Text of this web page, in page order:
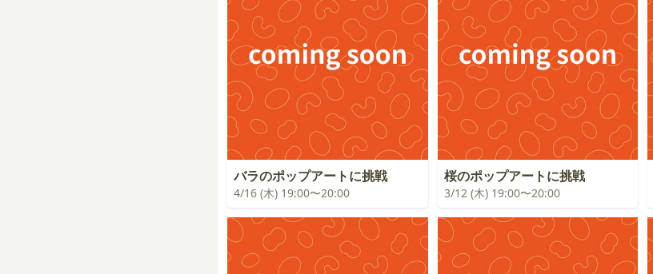
バラのポップアートに挑戦
4/16 (木) 19:00〜20:00
桜のポップアートに挑戦
3/12 (木) 19:00〜20:00